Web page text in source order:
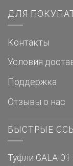
ДЛЯ
Контакты
Условия
Поддержка
Отзывы о нас
БЫСТРЫЕ
Туфли GALA-01